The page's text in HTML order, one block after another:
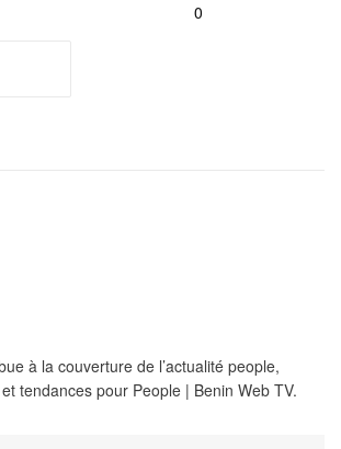
0
à la couverture de l’actualité people,
tendances pour People | Benin Web TV.